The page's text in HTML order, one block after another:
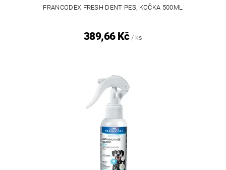
FRANCODEX FRESH DENT PES, KOČKA 500ML
389,66 Kč / ks